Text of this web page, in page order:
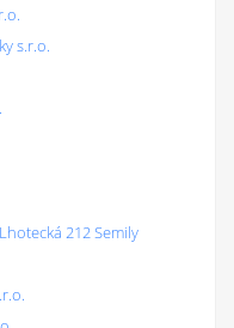
s.r.o.
212 Semily